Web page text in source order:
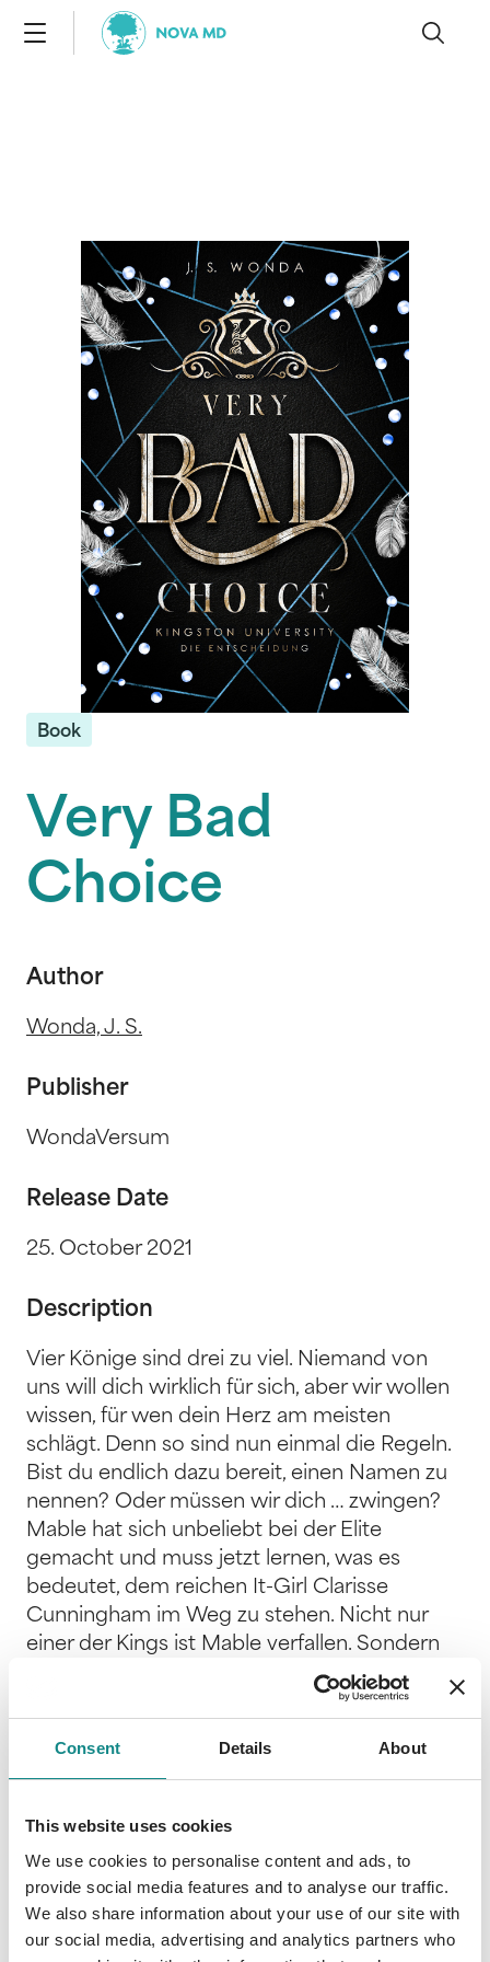
Consent Details About
This website uses cookies
We use cookies to personalise content and ads, to
provide social media features and to analyse our traffic.
We also share information about your use of our site with
our social media, advertising and analytics partners who
Book
Very Bad
Choice
Author
Wonda, J. S.
Publisher
WondaVersum
Release Date
25. October 2021
Description
Vier Könige sind drei zu viel. Niemand von
uns will dich wirklich für sich, aber wir wollen
wissen, für wen dein Herz am meisten
schlägt. Denn so sind nun einmal die Regeln.
Bist du endlich dazu bereit, einen Namen zu
nennen? Oder müssen wir dich … zwingen?
Mable hat sich unbeliebt bei der Elite
gemacht und muss jetzt lernen, was es
bedeutet, dem reichen It-Girl Clarisse
Cunningham im Weg zu stehen. Nicht nur
einer der Kings ist Mable verfallen. Sondern
alle. Was muss Mable als Strafe durchstehen
– und warum? Werden die Kings rechtzeitig
allem ein viel größerer Plan, um Mable dazu
Wen wird sie wählen? Ich habe eine zweite
immer. Lektion 4: Es ist alles ein Spiel und du
könntest langsam lernen, es zu
durchschauen. Schimmer meine kleine Perle